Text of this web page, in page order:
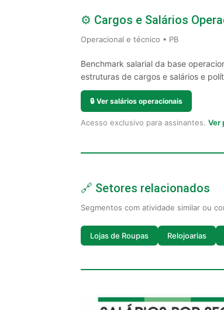
⚙️ Cargos e Salários
Operacional e técnico • PB
Benchmark salarial da base
estruturas de cargos e salários e
🔒 Ver salários operacionais
Acesso exclusivo para assinantes. Ver
🔗 Setores relacionados
Segmentos com atividade similar ou
Lojas de Roupas Relojoarias